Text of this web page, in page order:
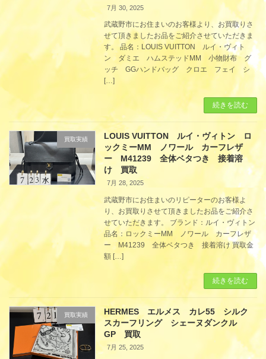
7月 30, 2025
武蔵野市にお住まいのお客様より、お買取りさ
せて頂きましたお品をご紹介させていただきま
す。 品名：LOUIS VUITTON ルイ・ヴィト
ン ダミエ ハムステッドMM 小物財布 グ
ッチ GGハンドバッグ クロエ フェイ シ
[…]
続きを読む
買取実績
LOUIS VUITTON ルイ・ヴィトン ロ
ックミーMM ノワール カーフレザ
ー M41239 全体ベタつき 接着溶
け 買取
7月 28, 2025
武蔵野市にお住まいのリピーターのお客様よ
り、お買取りさせて頂きましたお品をご紹介さ
せていただきます。 ブランド：ルイ・ヴィトン
品名：ロックミーMM ノワール カーフレザ
ー M41239 全体ベタつき 接着溶け 買取金
額 […]
続きを読む
買取実績
HERMES エルメス カレ55 シルク
スカーフリング シェーヌダンクル
GP 買取
7月 25, 2025